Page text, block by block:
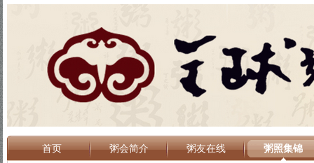
首页 粥会简介 粥友在线 粥照集锦